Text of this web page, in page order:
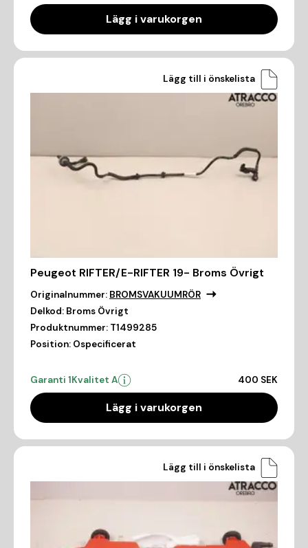
Lägg i varukorgen
Lägg till i önskelista
Peugeot RIFTER/E-RIFTER 19- Broms Övrigt
Originalnummer: BROMSVAKUUMRÖR
Delkod: Broms Övrigt
Produktnummer: T1499285
Position: Ospecificerat
Garanti 1Kvalitet A 400 SEK
Lägg i varukorgen
Lägg till i önskelista